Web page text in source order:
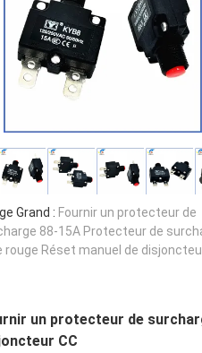
Grand : Fournir un protecteur de
88-15A Protecteur de
rouge Réset manuel de
un protecteur de
CC